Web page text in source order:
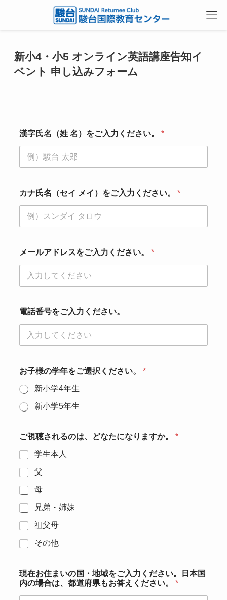
新小4・小5 オンライン英語講座告知イ
ベント 申し込みフォーム
漢字氏名（姓 名）をご入力ください。 *
カナ氏名（セイ メイ）をご入力ください。 *
メールアドレスをご入力ください。 *
電話番号をご入力ください。
お子様の学年をご選択ください。 *
新小学4年生
新小学5年生
ご視聴されるのは、どなたになりますか。 *
学生本人
父
母
兄弟・姉妹
祖父母
その他
現在お住まいの国・地域をご入力ください。日本国
内の場合は、都道府県もお答えください。 *